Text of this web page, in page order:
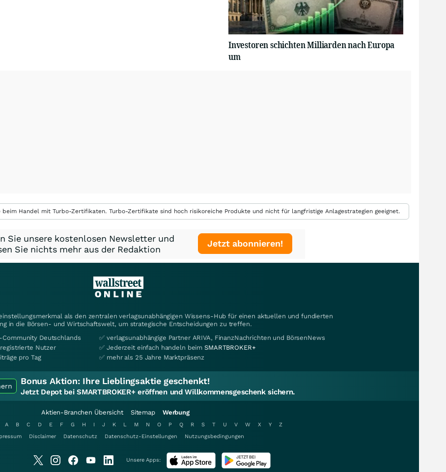
Investoren schichten Milliarden nach Europa
um
Handel mit Turbo-Zertifikaten. Turbo-Zertifikate sind hoch risikoreiche Produkte und nicht für langfristige Anlagestrategien geeignet.
Sie unsere kostenlosen Newsletter und
Sie nichts mehr aus der Redaktion
Jetzt abonnieren!
als den zentralen verlagsunabhängigen Wissens-Hub für einen aktuellen und fundierten
in die Börsen- und Wirtschaftswelt, um strategische Entscheidungen zu treffen.
Community Deutschlands
Nutzer
pro Tag
✅ verlagsunabhängige Partner ARIVA, FinanzNachrichten und BörsenNews
✅ Jederzeit einfach handeln beimSMARTBROKER+
✅ mehr als 25 Jahre Marktpräsenz
Bonus Aktion: Ihre Lieblingsaktie geschenkt!
Jetzt Depot bei SMARTBROKER+ eröffnen und Willkommensgeschenk sichern.
Aktien-Branchen Übersicht Sitemap Werbung
A B C D E F G H I J K L M N O P Q R S T U V W X Y
Z
Disclaimer Datenschutz Datenschutz-Einstellungen Nutzungsbedingungen
Unsere Apps: